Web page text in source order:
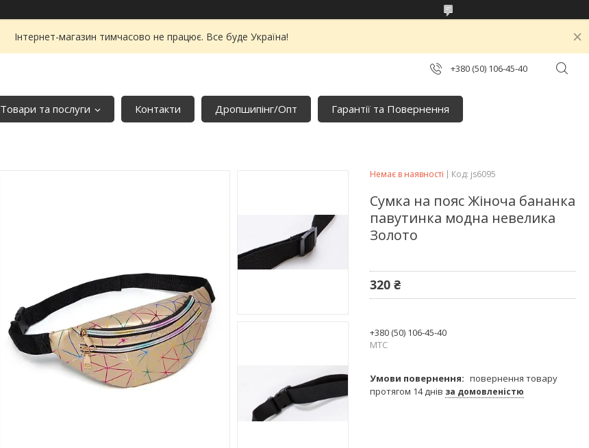
Інтернет-магазин тимчасово не працює. Все буде Україна!
+380 (50) 106-45-40
Товари та послуги Контакти Дропшипінг/Опт Гарантії та Повернення
Немає в наявності Код: js6095
Сумка на пояс Жіноча бананка
павутинка модна невелика
Золото
320 ₴
+380 (50) 106-45-40
МТС
повернення товару
протягом 14 днів за домовленістю